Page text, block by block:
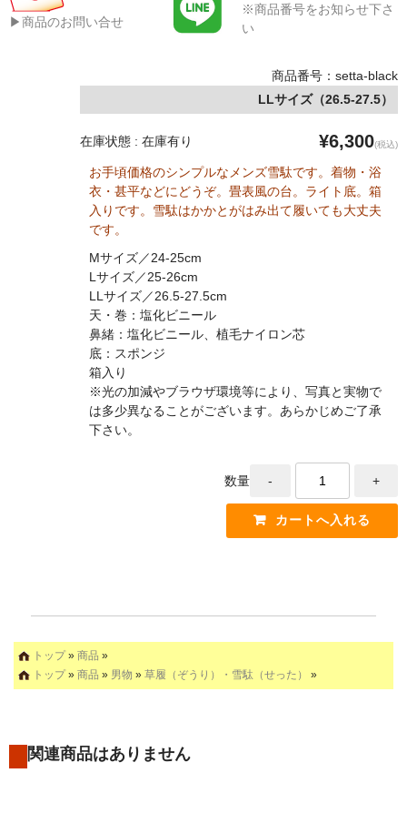
▶商品のお問い合せ
※商品番号をお知らせ下さ
い
商品番号：setta-black
LLサイズ（26.5-27.5）
在庫状態 : 在庫有り ¥6,300(税込)
お手頃価格のシンプルなメンズ雪駄です。着物・浴
衣・甚平などにどうぞ。畳表風の台。ライト底。箱
入りです。雪駄はかかとがはみ出て履いても大丈夫
です。
Mサイズ／24-25cm
Lサイズ／25-26cm
LLサイズ／26.5-27.5cm
天・巻：塩化ビニール
鼻緒：塩化ビニール、植毛ナイロン芯
底：スポンジ
箱入り
※光の加減やブラウザ環境等により、写真と実物で
は多少異なることがございます。あらかじめご了承
下さい。
数量
トップ» 商品 »
トップ» 商品 » 男物 » 草履（ぞうり）・雪駄（せった） »
関連商品はありません